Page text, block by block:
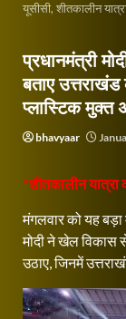
यूसीसी, शीतकालीन
प्रधानमंत्री
बताए
प्लास्टिक मुक्त
bhavyaar
*शीतकालीन यात्रा
मंगलवार को यह बड़ा
मोदी ने खेल विकास
उठाए, जिनमें